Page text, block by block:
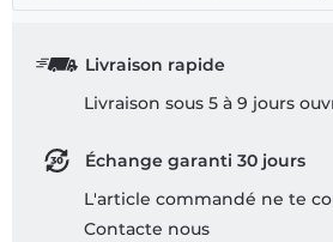
Livraison rapide
Livraison sous 5 à 9 jours
Échange garanti 30 jours
L'article commandé ne te
Contacte nous